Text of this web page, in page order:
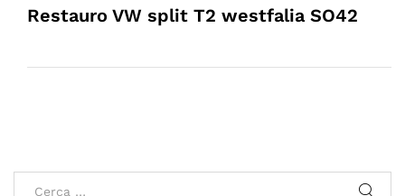
Restauro VW split T2 westfalia SO42